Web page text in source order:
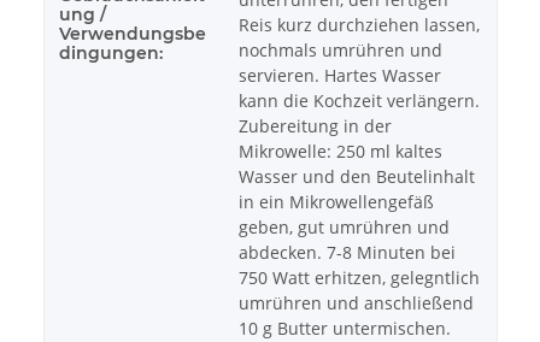
ung /
Verwendungsbe
dingungen:
Reis kurz durchziehen lassen,
nochmals umrühren und
servieren. Hartes Wasser
kann die Kochzeit verlängern.
Zubereitung in der
Mikrowelle: 250 ml kaltes
Wasser und den Beutelinhalt
in ein Mikrowellengefäß
geben, gut umrühren und
abdecken. 7-8 Minuten bei
750 Watt erhitzen, gelegntlich
umrühren und anschließend
10 g Butter untermischen.